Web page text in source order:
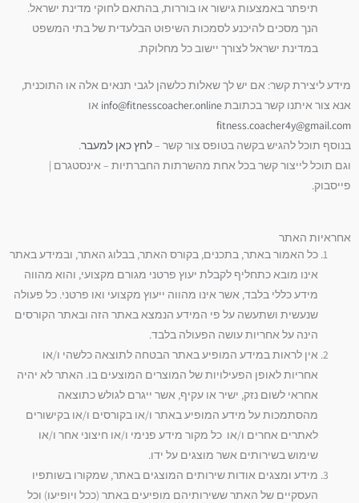
תיפתר באמצעות גישור או בוררות, בהתאם לחוקי מדינת ישראל.
הנך מסכים להיכנע לסמכות השיפוט הבלעדית של בתי המשפט
במדינת ישראל לצורך יישוב כל מחלוקת.
מידע ליצירת קשר: אם יש לך שאלות כלשהן לגבי תנאים אלה או התוכנית,
אנא צור איתנו קשר בכתובתinfo@fitnesscoacher.online או
fitness.coacher4y@gmail.com
בנוסף תוכל להגיש בקשה בטופס צור קשר –לחץ כאן למעבר.
וגם תוכל לייצור קשר בכל אחת מהשרתות החברתיות – אינסטגרם |
פייסבוק.
אחראיות האתר
כל האמור באתר, בתכנים, בקורס האתר, בבלוג האתר, ובמידע באתר
אינו מובא כתחליף לקבלת יעוץ פרטני מגורם מקצועי, והוא מהווה
מידע כללי בלבד, אשר אינו מהווה ייעוץ מקצועי ואו פרטני. כל פעולה
שנעשית ושתעשה על פי המידע הנמצא באתר הזה ובאתר הקורסים
הינה על אחריות עושה הפעולה בלבד.
אין לראות במידע המופיע באתר הבטחה לתוצאה כלשהי ו/או
אחריות לאופן הפעילויות של המוצרים המוצעים בו. האתר לא יהיה
אחראי לשום נזק, ישיר או עקיף, אשר ייגרם לגולש כתוצאה
מהסתמכות על מידע המופיע באתר ו/או בקורסים ו/או בקישורים
לאתרים אחרים ו/או כל מקור מידע פנימי ו/או חיצוני אחר ו/או
שימוש בשירותים אשר מוצגים על ידו.
מידע ומצגים אודות שירותים המוצגים באתר, שמקורו בשותפיו
העסקיים של האתר ששירותיהם מופיעים באתר (ככל ויופיעו) וכל